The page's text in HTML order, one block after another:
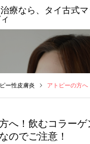
療なら、タイ古式
ー性皮膚炎 アトピーの方へ！飲むコラーゲン
へ！飲むコラーゲ
のでご注意！